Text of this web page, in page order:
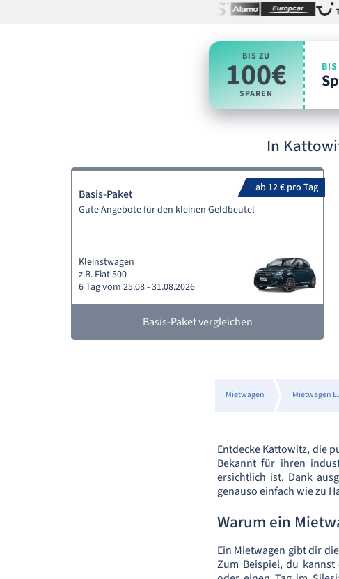
BIS ZU
100€
SPAREN
In
ab 12 € pro Tag
Basis-Paket
Gute Angebote für den kleinen Geldbeutel
Kleinstwagen
z.B. Fiat 500
6 Tag vom 25.08 - 31.08.2026
Basis-Paket vergleichen
Mietwagen Mietwagen
Entdecke Kattowitz, die
Bekannt für ihren
ersichtlich ist. Dank
genauso einfach wie zu
Warum ein
Ein Mietwagen gibt dir
Zum Beispiel, du